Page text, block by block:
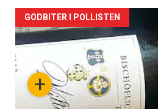
Forsiden
akkurat
nå+
GODBITER I POLLISTEN